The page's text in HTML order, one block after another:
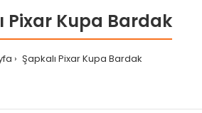
Pixar Kupa Bardak
Şapkalı Pixar Kupa Bardak